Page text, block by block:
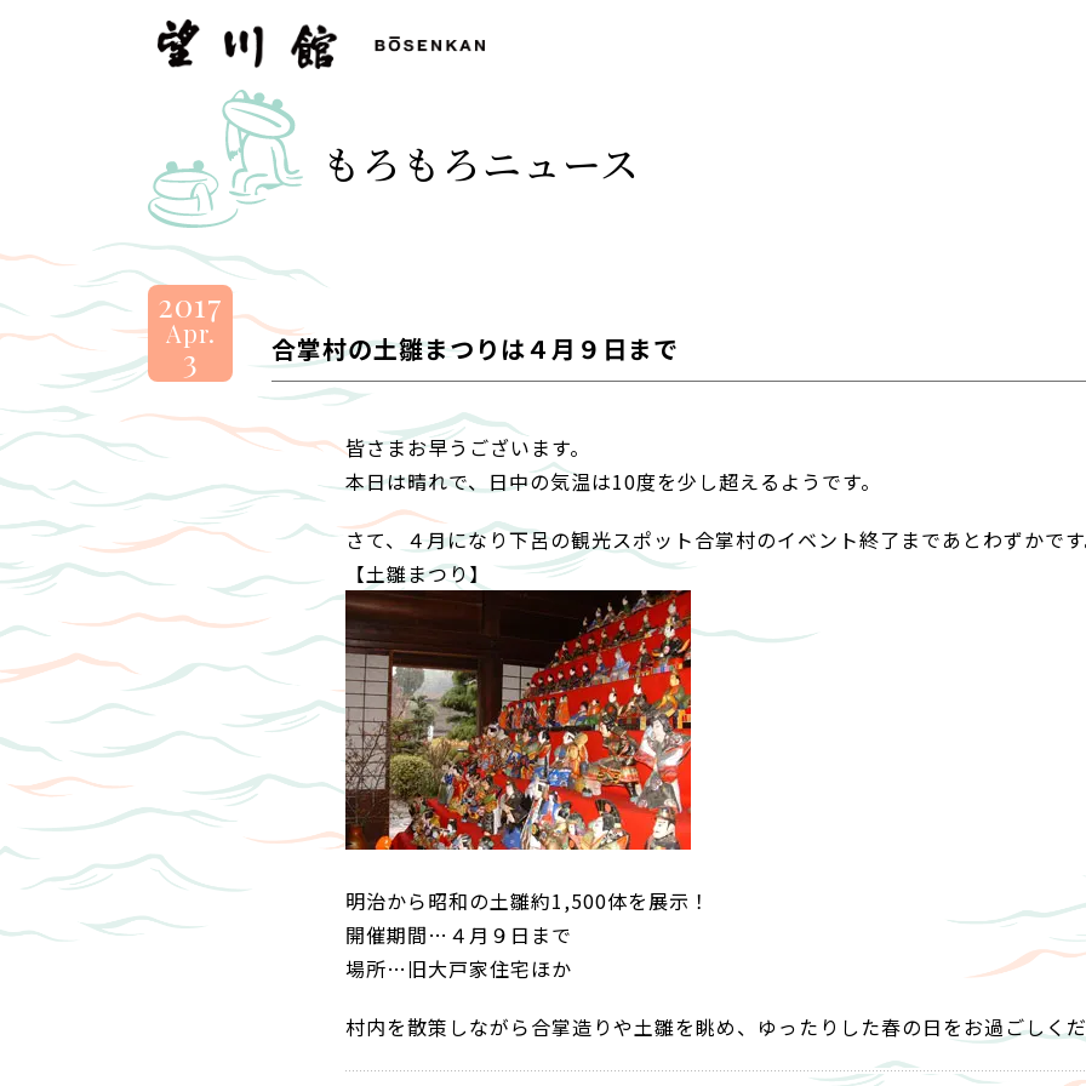
望
川
BOSENKAN
もろもろニュース
2017
Apr.
3 合掌村の土雛まつりは４月９日まで
皆さまお早うございます。
本日は晴れで、日中の気温は10度を少し超えるようです。
さて、４月になり下呂の観光スポット合掌村のイベント終了まであとわずかで
【土雛まつり】
明治から昭和の土雛約1,500体を展示！
開催期間…４月９日まで
場所…旧大戸家住宅ほか
村内を散策しながら合掌造りや土雛を眺め、ゆったりした春の日をお過ごしく